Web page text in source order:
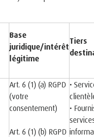
Base
juridique/intérêt
légitime
Tiers
Art. 6 (1) (a) RGPD
(votre
consentement)
Art. 6 (1) (b) RGPD
•
•